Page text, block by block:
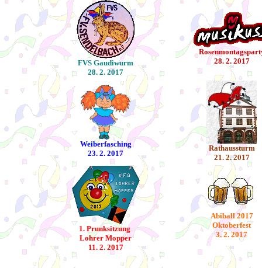
FVS Gaudiwurm
28. 2. 2017
28. 2. 2017
Weiberfasching
23. 2. 2017
Rathaussturm
21. 2. 2017
1. Prunksitzung
Lohrer Mopper
11. 2. 2017
Abiball 2017
Oktoberfest
3. 2. 2017